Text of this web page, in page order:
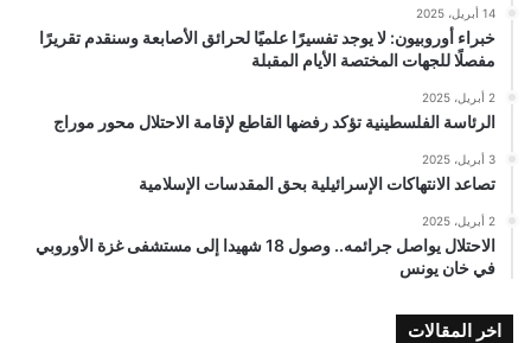
14 أبريل، 2025
خبراء أوروبيون: لا يوجد تفسيرًا علميًا لحرائق الأصابعة وسنقدم تقريرًا
مفصلًا للجهات المختصة الأيام المقبلة
2 أبريل، 2025
الرئاسة الفلسطينية تؤكد رفضها القاطع لإقامة الاحتلال محور موراج
3 أبريل، 2025
تصاعد الانتهاكات الإسرائيلية بحق المقدسات الإسلامية
2 أبريل، 2025
الاحتلال يواصل جرائمه.. وصول 18 شهيدا إلى مستشفى غزة الأوروبي
في خان يونس
اخر المقالات